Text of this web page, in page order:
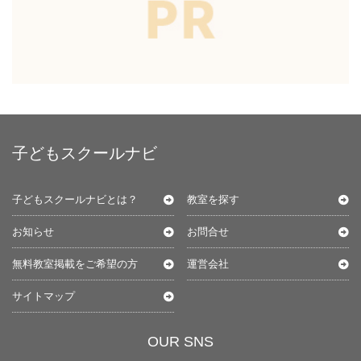
子どもスクールナビ
子どもスクールナビとは？ 教室を探す
お知らせ お問合せ
無料教室掲載をご希望の方 運営会社
サイトマップ
OUR SNS